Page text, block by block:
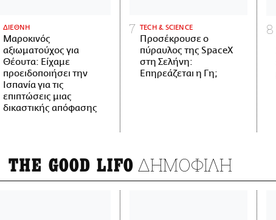
ΔΙΕΘΝΗ
Μαροκινός
αξιωματούχος για
Θέουτα: Είχαμε
προειδοποιήσει την
Ισπανία για τις
επιπτώσεις μιας
δικαστικής απόφασης
ΤECH & SCIENCE
Προσέκρουσε ο
πύραυλος της SpaceX
στη Σελήνη:
Επηρεάζεται η Γη;
THE GOOD LIFO ΔΗΜΟΦΙΛΗ